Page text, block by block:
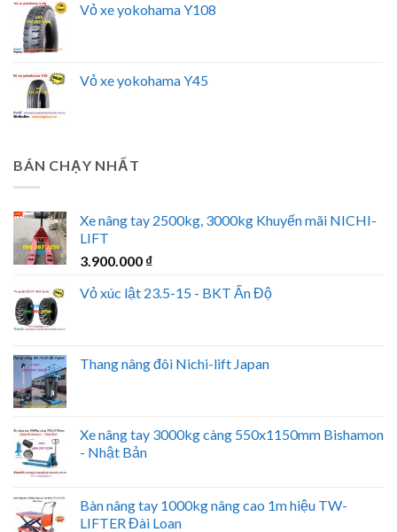
Vỏ xe yokohama Y108
Vỏ xe yokohama Y45
BÁN CHẠY NHẤT
Xe nâng tay 2500kg, 3000kg Khuyến mãi NICHI-
LIFT
3.900.000 ₫
Vỏ xúc lật 23.5-15 - BKT Ấn Độ
Thang nâng đôi Nichi-lift Japan
Xe nâng tay 3000kg càng 550x1150mm Bishamon
- Nhật Bản
Bàn nâng tay 1000kg nâng cao 1m hiệu TW-
LIFTER Đài Loan